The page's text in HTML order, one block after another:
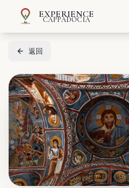
EXPERIENCE
CAPPADOCIA
返回